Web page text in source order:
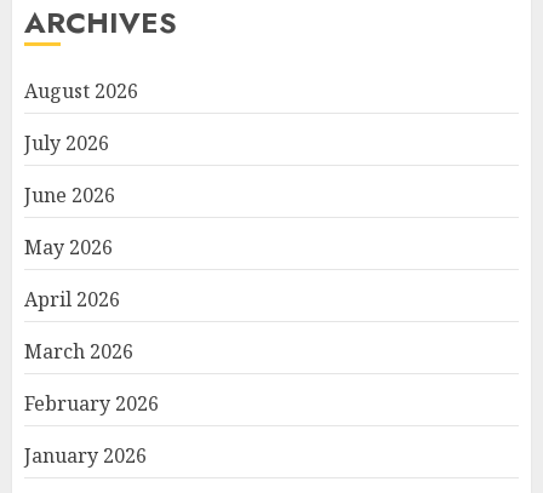
ARCHIVES
August 2026
July 2026
June 2026
May 2026
April 2026
March 2026
February 2026
January 2026